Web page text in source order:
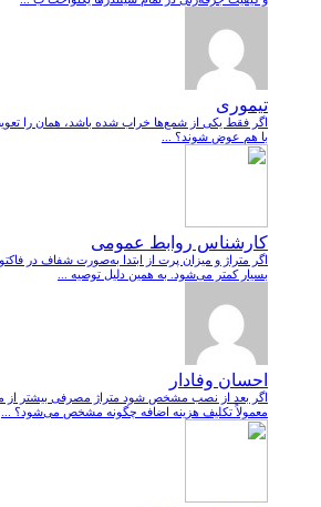
تیموری
اگر فقط یکی از شمع‌ها خراب شده باشد، همان را
با هم عوض شوند؟ ...
کارشناس روابط عمومی
اگر متراژ و میزان پرت از ابتدا به‌صورت شفاف در
بسیار کمتر می‌شود. به همین دلیل توصیه ...
احسان وفادار
اگر بعد از نصب مشخص شود متراژ مصرفی بیشتر از
معمولاً تکلیف هزینه اضافه چگونه مشخص می‌شود؟ ...